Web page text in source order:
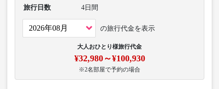
旅行日数 4日間
の旅行代金を表示
大人おひとり様旅行代金
¥32,980～¥100,930
※2名部屋で予約の場合